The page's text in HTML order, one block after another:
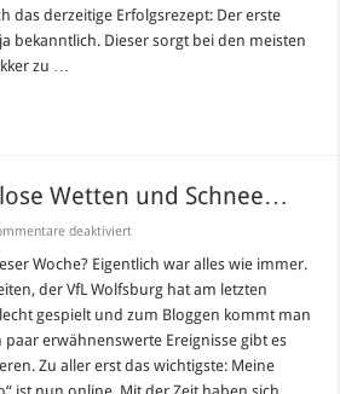
das derzeitige Erfolgsrezept: Der erste
bekanntlich. Dieser sorgt bei den meisten
zu …
Wetten und Schnee…
deaktiviertfür
erfolglose
und
Schnee…
Woche? Eigentlich war alles wie immer.
der VfL Wolfsburg hat am letzten
gespielt und zum Bloggen kommt man
erwähnenswerte Ereignisse gibt es
Zu aller erst das wichtigste: Meine